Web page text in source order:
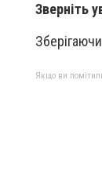
Зверніть
Якщо ви